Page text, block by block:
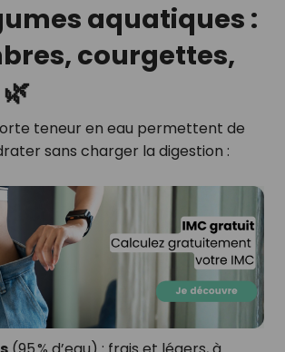
aquatiques :
courgettes,
teneur en eau permettent de
sans charger la digestion :